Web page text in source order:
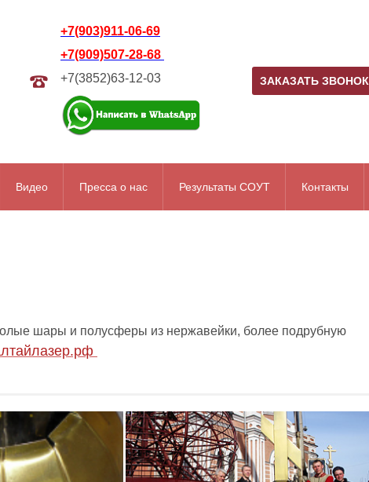
+7(903)911-06-69
+7(909)507-28-68
+7(3852)63-12-03
ЗАКАЗАТЬ ЗВОНОК
Видео Пресса о нас Результаты СОУТ Контакты
шары и полусферы из нержавейки, более подрубную